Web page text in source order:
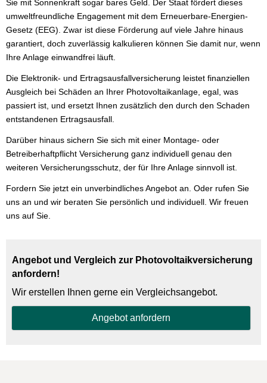
Sie mit Sonnenkraft sogar bares Geld. Der Staat fördert dieses
umweltfreundliche Engagement mit dem Erneuerbare-Energien-
Gesetz (EEG). Zwar ist diese Förderung auf viele Jahre hinaus
garantiert, doch zuverlässig kalkulieren können Sie damit nur, wenn
Ihre Anlage einwandfrei läuft.
Die Elektronik- und Ertragsausfallversicherung leistet finanziellen
Ausgleich bei Schäden an Ihrer Photovoltaikanlage, egal, was
passiert ist, und ersetzt Ihnen zusätzlich den durch den Schaden
entstandenen Ertragsausfall.
Darüber hinaus sichern Sie sich mit einer Montage- oder
Betreiberhaftpflicht Versicherung ganz individuell genau den
weiteren Versicherungsschutz, der für Ihre Anlage sinnvoll ist.
Fordern Sie jetzt ein unverbindliches Angebot an. Oder rufen Sie
uns an und wir beraten Sie persönlich und individuell. Wir freuen
uns auf Sie.
Angebot und Vergleich zur Photo­voltaik­ver­si­che­rung
anfordern!
Wir erstellen Ihnen gerne ein Vergleichsangebot.
An­ge­bot an­for­dern